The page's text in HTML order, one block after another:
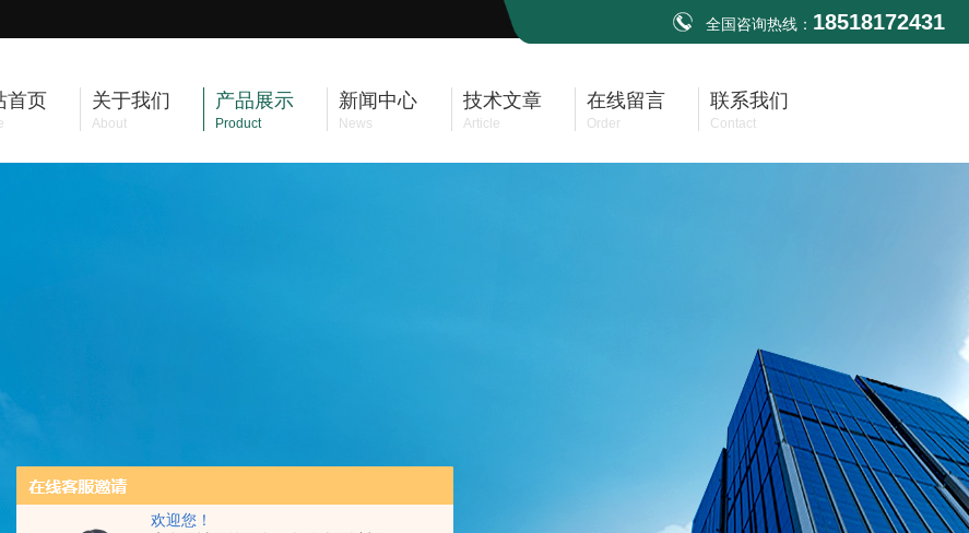
欢迎您！
全国咨询热线： 18518172431
首页 关于我们
About
产品展示
Product
新闻中心
News
技术文章
Article
在线留言
Order
联系我们
Contact